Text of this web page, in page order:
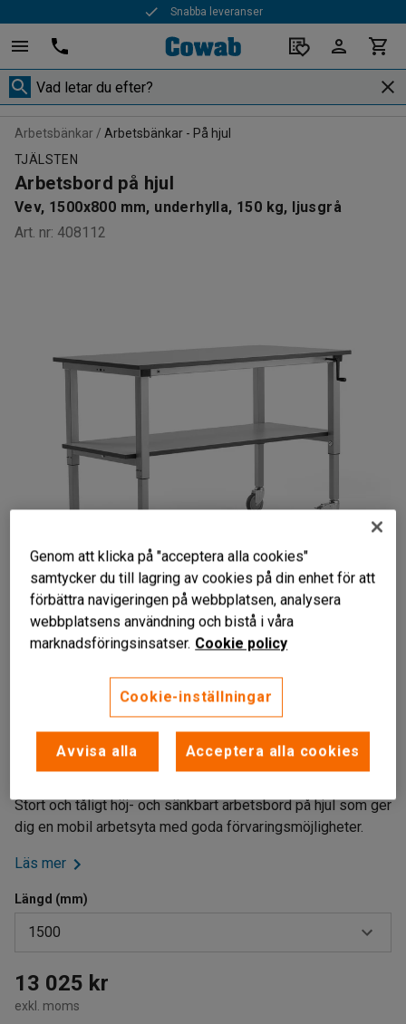
Snabba leveranser
Arbetsbänkar
Arbetsbänkar - På hjul
TJÄLSTEN
Arbetsbord på hjul
Vev, 1500x800 mm, underhylla, 150 kg, ljusgrå
Art. nr: 408112
Mobil arbetsstation
Praktisk underhylla
Stort och tåligt höj- och sänkbart arbetsbord på hjul som ger
dig en mobil arbetsyta med goda förvaringsmöjligheter.
Läs mer
Längd (mm)
1500
1200
1500
13 025 kr
exkl. moms
Genom att klicka på "acceptera alla cookies"
samtycker du till lagring av cookies på din enhet för att
förbättra navigeringen på webbplatsen, analysera
webbplatsens användning och bistå i våra
marknadsföringsinsatser. Cookie policy
Cookie-inställningar
Avvisa alla Acceptera alla cookies